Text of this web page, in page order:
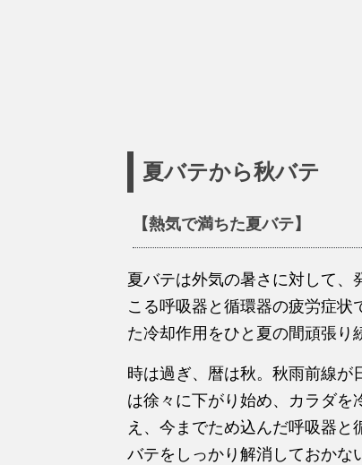
夏バテから秋バテ
【熱気で満ちた夏バテ】
夏バテは外気の暑さに対して、
こる呼吸器と循環器の疲労症状
た冷却作用をひと夏の間頑張り
時は過ぎ、暦は秋。秋雨前線が
は徐々に下がり始め、カラダを
え、今までため込んだ呼吸器
バテをしっかり解消しておかな